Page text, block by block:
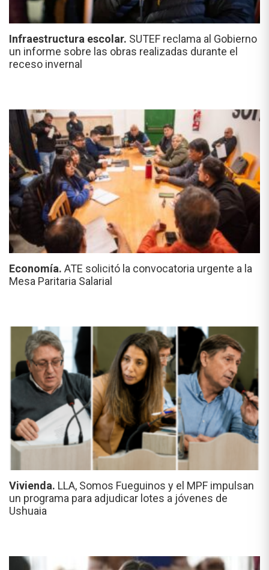
Infraestructura escolar. SUTEF reclama al Gobierno
un informe sobre las obras realizadas durante el
receso invernal
Economía. ATE solicitó la convocatoria urgente a la
Mesa Paritaria Salarial
Vivienda. LLA, Somos Fueguinos y el MPF impulsan
un programa para adjudicar lotes a jóvenes de
Ushuaia